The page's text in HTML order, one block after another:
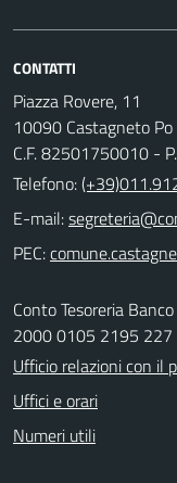
CONTATTI
Piazza Rovere, 11
10090 Castagneto Po
C.F. 82501750010 -
Telefono:
E-mail:
PEC:
Conto Tesoreria
2000 0105 2195 227
Ufficio relazioni con il
Uffici e orari
Numeri utili